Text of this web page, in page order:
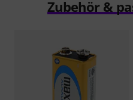
Zubehör &